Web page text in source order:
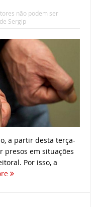
não podem ser
Sergip
a partir desta terça-
presos em situações
Por isso, a